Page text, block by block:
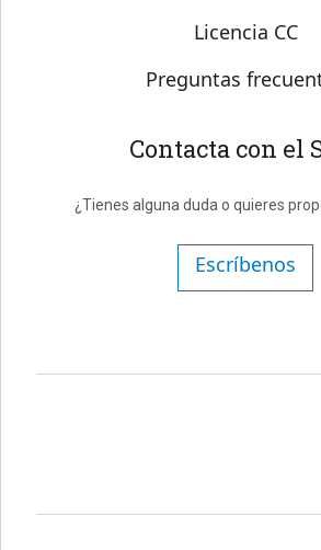
Licencia CC
Preguntas
Contacta con el
¿Tienes alguna duda o quieres
Escríbenos